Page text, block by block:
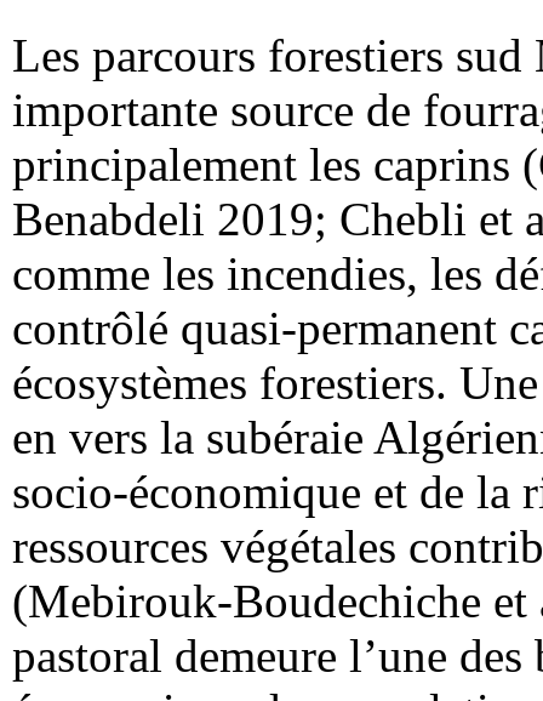
Les parcours forestiers
importante source de
principalement les caprins
Benabdeli 2019; Chebli et
comme les incendies, les
contrôlé quasi-permanent
écosystèmes forestiers.
en vers la subéraie
socio-économique et de la
ressources végétales
(Mebirouk-Boudechiche et
pastoral demeure l’une